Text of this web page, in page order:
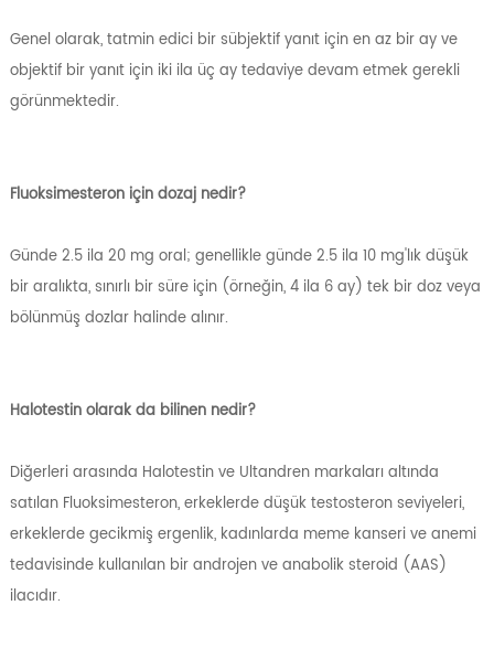
Genel olarak, tatmin edici bir sübjektif yanıt için en az bir ay ve
objektif bir yanıt için iki ila üç ay tedaviye devam etmek gerekli
görünmektedir.
Fluoksimesteron için dozaj nedir?
Günde 2.5 ila 20 mg oral; genellikle günde 2.5 ila 10 mg'lık düşük
bir aralıkta, sınırlı bir süre için (örneğin, 4 ila 6 ay) tek bir doz veya
bölünmüş dozlar halinde alınır.
Halotestin olarak da bilinen nedir?
Diğerleri arasında Halotestin ve Ultandren markaları altında
satılan Fluoksimesteron, erkeklerde düşük testosteron seviyeleri,
erkeklerde gecikmiş ergenlik, kadınlarda meme kanseri ve anemi
tedavisinde kullanılan bir androjen ve anabolik steroid (AAS)
ilacıdır.